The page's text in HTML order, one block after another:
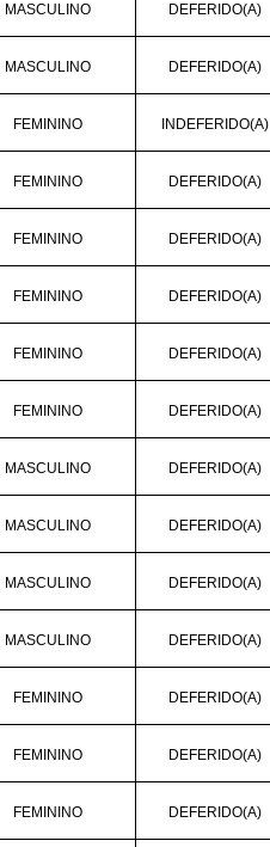
MASCULINO DEFERIDO(A)
MASCULINO DEFERIDO(A)
FEMININO INDEFERIDO(A)
FEMININO DEFERIDO(A)
FEMININO DEFERIDO(A)
FEMININO DEFERIDO(A)
FEMININO DEFERIDO(A)
FEMININO DEFERIDO(A)
MASCULINO DEFERIDO(A)
MASCULINO DEFERIDO(A)
MASCULINO DEFERIDO(A)
MASCULINO DEFERIDO(A)
FEMININO DEFERIDO(A)
FEMININO DEFERIDO(A)
FEMININO DEFERIDO(A)